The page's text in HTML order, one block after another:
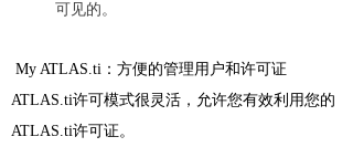
可见的。
My ATLAS.ti：方便的管理用户和许可证
ATLAS.ti许可模式很灵活，允许您有效利用您的
ATLAS.ti许可证。